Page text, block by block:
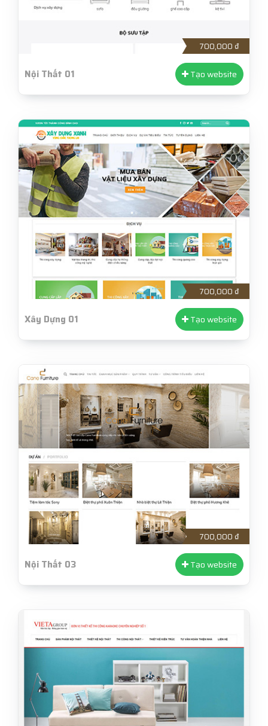
700,000 ₫
Nội Thất 01 Tạo website
700,000 ₫
Xây Dựng 01 Tạo website
700,000 ₫
Nội Thất 03 Tạo website